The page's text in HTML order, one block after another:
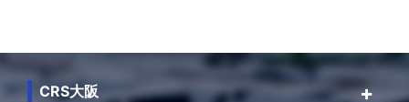
CRS大阪